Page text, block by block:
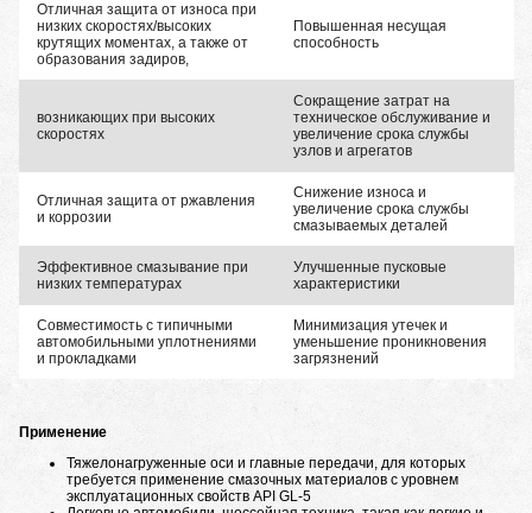
Отличная защита от износа при
низких скоростях/высоких
крутящих моментах, а также от
образования задиров,
Повышенная несущая
способность
возникающих при высоких
скоростях
Сокращение затрат на
техническое обслуживание и
увеличение срока службы
узлов и агрегатов
Отличная защита от ржавления
и коррозии
Снижение износа и
увеличение срока службы
смазываемых деталей
Эффективное смазывание при
низких температурах
Улучшенные пусковые
характеристики
Совместимость с типичными
автомобильными уплотнениями
и прокладками
Минимизация утечек и
уменьшение проникновения
загрязнений
Применение
Тяжелонагруженные оси и главные передачи, для которых
требуется применение смазочных материалов с уровнем
эксплуатационных свойств API GL-5